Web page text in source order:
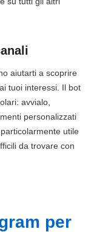
aiutarti a scoprire
tuoi interessi. Il bot
avvialo,
personalizzati
utile
da trovare con
per